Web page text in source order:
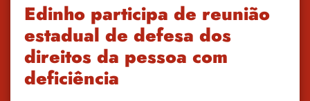
Edinho participa de reunião
estadual de defesa dos
direitos da pessoa com
deficiência